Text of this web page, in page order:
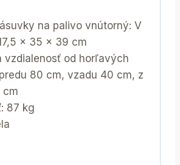
na palivo vnútorný: V
x 35 x 39 cm
vzdialenosť od horľavých
80 cm, vzadu 40 cm, z
cm
87 kg